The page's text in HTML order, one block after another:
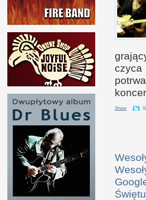
czyca
Share